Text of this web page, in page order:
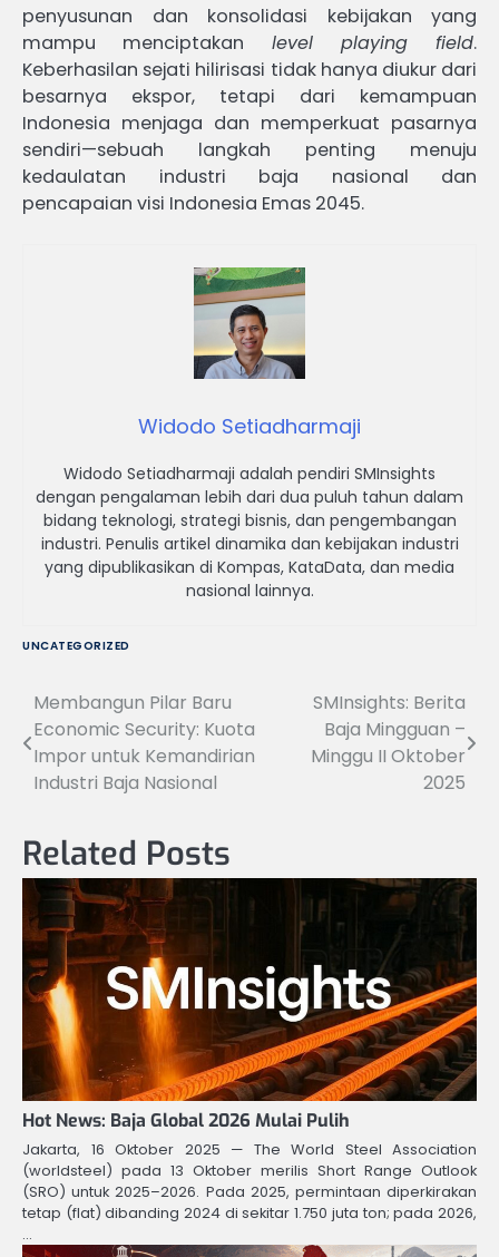
penyusunan dan konsolidasi kebijakan yang
mampu menciptakan level playing field.
Keberhasilan sejati hilirisasi tidak hanya diukur dari
besarnya ekspor, tetapi dari kemampuan
Indonesia menjaga dan memperkuat pasarnya
sendiri—sebuah langkah penting menuju
kedaulatan industri baja nasional dan
pencapaian visi Indonesia Emas 2045.
Widodo Setiadharmaji
Widodo Setiadharmaji adalah pendiri SMInsights
dengan pengalaman lebih dari dua puluh tahun dalam
bidang teknologi, strategi bisnis, dan pengembangan
industri. Penulis artikel dinamika dan kebijakan industri
yang dipublikasikan di Kompas, KataData, dan media
nasional lainnya.
UNCATEGORIZED
Navigasi
pos
Membangun Pilar Baru
Economic Security: Kuota
Impor untuk Kemandirian
Industri Baja Nasional
SMInsights: Berita
Baja Mingguan –
Minggu II Oktober
2025
Related Posts
Hot News: Baja Global 2026 Mulai Pulih
Jakarta, 16 Oktober 2025 — The World Steel Association
(worldsteel) pada 13 Oktober merilis Short Range Outlook
(SRO) untuk 2025–2026. Pada 2025, permintaan diperkirakan
tetap (flat) dibanding 2024 di sekitar 1.750 juta ton; pada 2026,
…